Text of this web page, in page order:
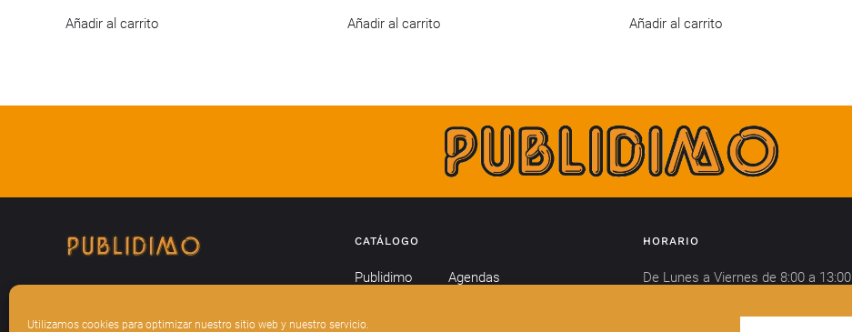
Utilizamos cookies para optimizar nuestro sitio web y nuestro servicio.
Añadir al carrito Añadir al carrito Añadir al carrito
CATÁLOGO
Publidimo
Agendas
HORARIO
De Lunes a Viernes de 8:00 a 13:00